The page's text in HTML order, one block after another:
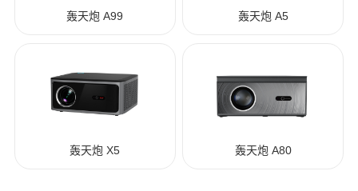
轰天炮 A99 轰天炮 A5
轰天炮 X5 轰天炮 A80